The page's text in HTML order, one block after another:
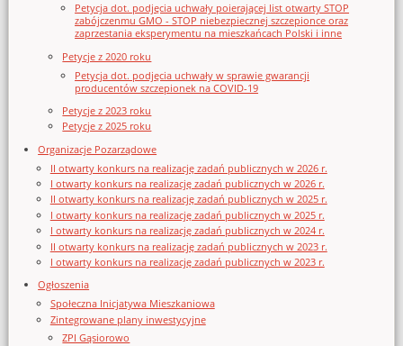
Petycja dot. podjęcia uchwały poierającej list otwarty STOP
zabójczenmu GMO - STOP niebezpiecznej szczepionce oraz
zaprzestania eksperymentu na mieszkańcach Polski i inne
Petycje z 2020 roku
Petycja dot. podjęcia uchwały w sprawie gwarancji
producentów szczepionek na COVID-19
Petycje z 2023 roku
Petycje z 2025 roku
Organizacje Pozarządowe
II otwarty konkurs na realizację zadań publicznych w 2026 r.
I otwarty konkurs na realizację zadań publicznych w 2026 r.
II otwarty konkurs na realizację zadań publicznych w 2025 r.
I otwarty konkurs na realizację zadań publicznych w 2025 r.
I otwarty konkurs na realizację zadań publicznych w 2024 r.
II otwarty konkurs na realizację zadań publicznych w 2023 r.
I otwarty konkurs na realizację zadań publicznych w 2023 r.
Ogłoszenia
Społeczna Inicjatywa Mieszkaniowa
Zintegrowane plany inwestycyjne
ZPI Gąsiorowo